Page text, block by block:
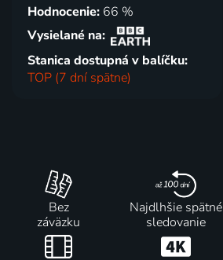
Hodnocenie: 66 %
Vysielané na:
Stanica dostupná v balíčku:
TOP (7 dní spätne)
Bez
záväzku
Najdlhšie spätné
sledovanie